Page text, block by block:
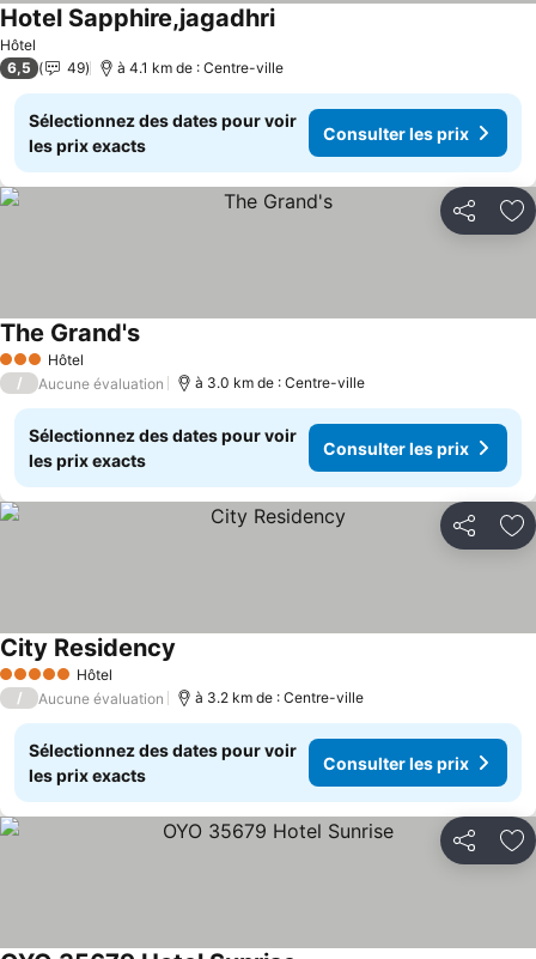
Hôtel
Hotel Sapphire,jagadhri
6,5 49 à 4.1 km de : Centre-ville
Sélectionnez des dates pour voir
les prix exacts
Consulter les prix
Partager
3 ÉtoilesHôtel
The Grand's
/ Aucune évaluation à 3.0 km de : Centre-ville
Sélectionnez des dates pour voir
les prix exacts
Consulter les prix
Partager
5 Étoiles Hôtel
City Residency
/ Aucune évaluation à 3.2 km de : Centre-ville
Sélectionnez des dates pour voir
les prix exacts
Consulter les prix
Partager